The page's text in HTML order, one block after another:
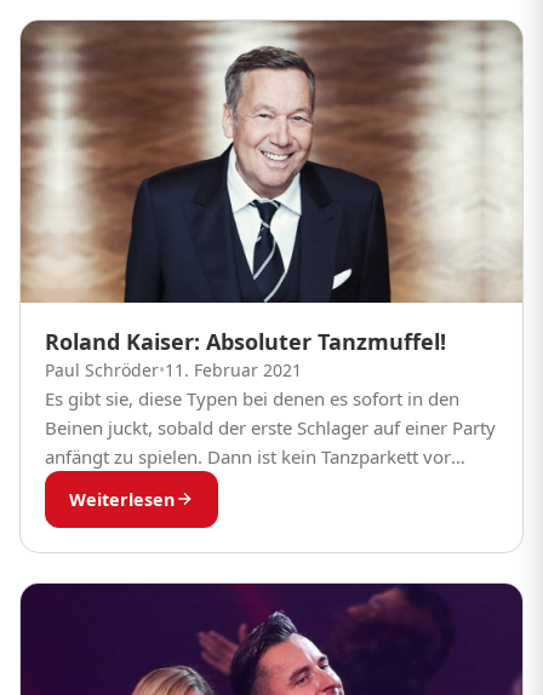
Roland Kaiser: Absoluter Tanzmuffel!
Paul Schröder•11. Februar 2021
Es gibt sie, diese Typen bei denen es sofort in den
Beinen juckt, sobald der erste Schlager auf einer Party
anfängt zu spielen. Dann ist kein Tanzparkett vor
ihnen sicher....
Weiterlesen